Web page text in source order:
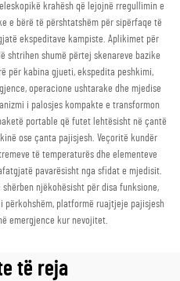
krahësh që lejojnë rregullimin e
e bërë të përshtatshëm për sipërfaqe të
ekspeditave kampiste. Aplikimet për
shtrihen shumë përtej skenareve bazike
për kabina gjueti, ekspedita peshkimi,
operacione ushtarake dhe mjedise
i palosjes kompakte e transformon
portable që futet lehtësisht në çantë
ose çanta pajisjesh. Veçoritë kundër
të temperaturës dhe elementeve
pavarësisht nga sfidat e mjedisit.
njëkohësisht për disa funksione,
përkohshëm, platformë ruajtjeje pajisjesh
emergjence kur nevojitet.
të reja